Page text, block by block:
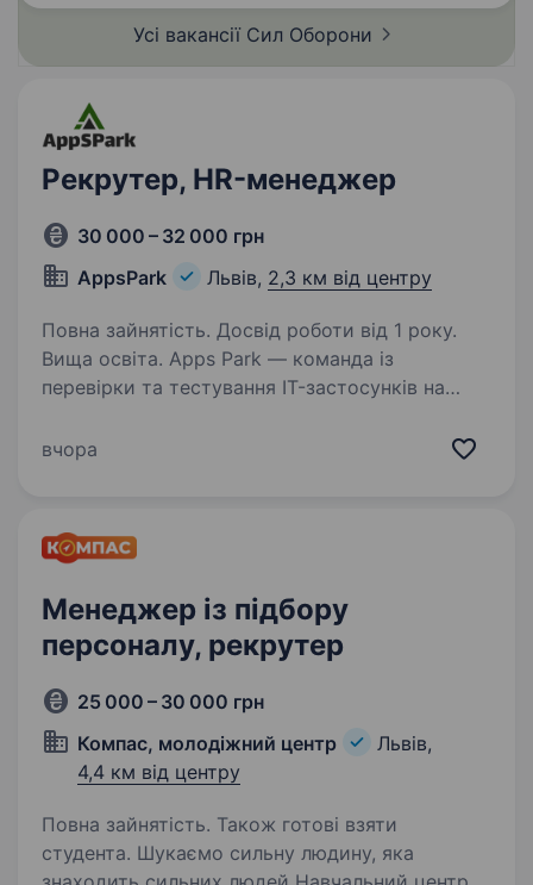
СБС ефективними…
Усі вакансії Сил Оборони
Рекрутер, HR-менеджер
30 000 – 32 000 грн
AppsPark
Львів, 2,3 км від центру
Повна зайнятість. Досвід роботи від 1 року.
Вища освіта. Apps Park — команда із
перевірки та тестування IT-застосунків на
відповідність вимогам, виявляємо приховані
вчора
Менеджер із підбору
персоналу, рекрутер
25 000 – 30 000 грн
Компас, молодіжний центр
Львів,
4,4 км від центру
Повна зайнятість. Також готові взяти
студента. Шукаємо сильну людину, яка